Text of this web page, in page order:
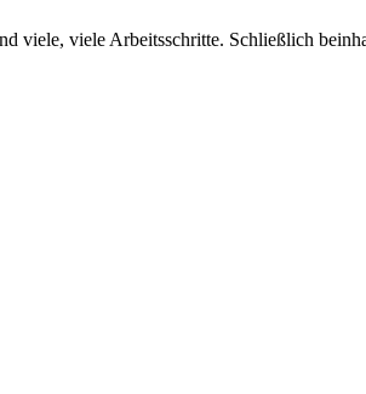
vie­le, vie­le Arbeits­schrit­te. Schließ­lich